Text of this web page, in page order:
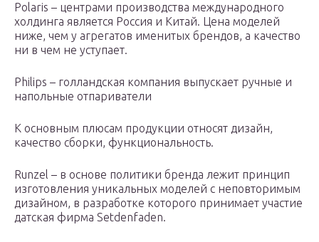
Polaris – центрами производства международного
холдинга является Россия и Китай. Цена моделей
ниже, чем у агрегатов именитых брендов, а качество
ни в чем не уступает.
Philips – голландская компания выпускает ручные и
напольные отпариватели
К основным плюсам продукции относят дизайн,
качество сборки, функциональность.
Runzel – в основе политики бренда лежит принцип
изготовления уникальных моделей с неповторимым
дизайном, в разработке которого принимает участие
датская фирма Setdenfaden.